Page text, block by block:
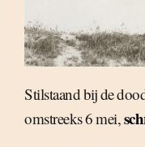
Stilstaand bij de
omstreeks 6 mei,